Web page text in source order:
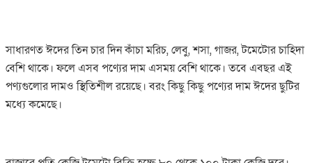
সাধারণত ঈদের তিন চার দিন কাঁচা মরিচ, লেবু, শসা, গাজর, টমেটোর চাহিদা
বেশি থাকে। ফলে এসব পণ্যের দাম এসময় বেশি থাকে। তবে এবছর এই
পণ্যগুলোর দামও স্থিতিশীল রয়েছে। বরং কিছু কিছু পণ্যের দাম ঈদের ছুটির
মধ্যে কমেছে।